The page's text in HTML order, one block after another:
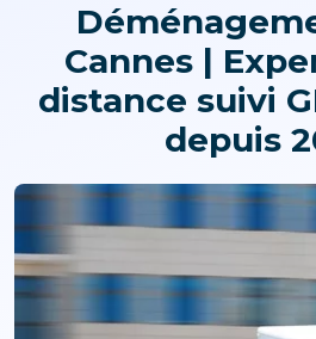
Cannes |
distance suivi
depuis